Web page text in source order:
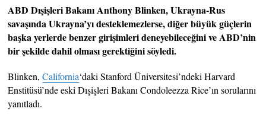
ABD Dışişleri Bakanı Anthony Blinken, Ukrayna-Rus
savaşında Ukrayna’yı desteklemezlerse, diğer büyük güçlerin
başka yerlerde benzer girişimleri deneyebileceğini ve ABD’nin
bir şekilde dahil olması gerektiğini söyledi.
Blinken,California‘daki Stanford Üniversitesi’ndeki Harvard
Enstitüsü’nde eski Dışişleri Bakanı Condoleezza Rice’ın sorularını
yanıtladı.